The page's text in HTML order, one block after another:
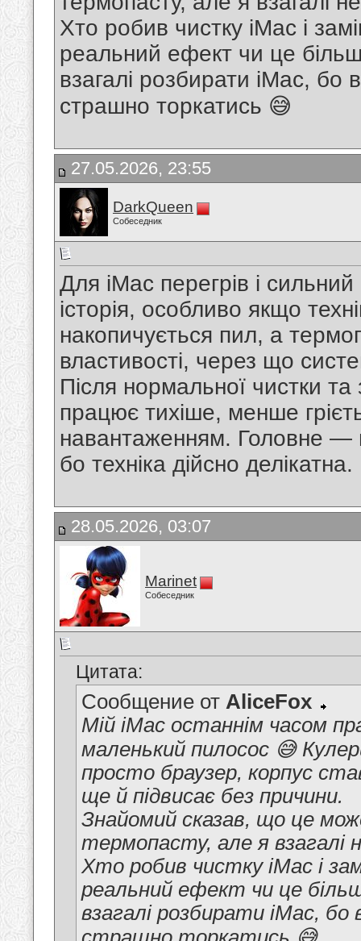
Хто робив чистку iMac і
реальний ефект чи це
взагалі розбирати iMac, бо
страшно торкатись 😅
27.05.2026, 23:55
DarkQueen
Собеседник
Для iMac перегрів і
історія, особливо якщо
накопичується пил, а
властивості, через що
Після нормальної чистки
працює тихіше, менше
навантаженням. Головне —
бо техніка дійсно делікатна.
28.05.2026, 03:07
Marinet
Собеседник
Цитата:
Сообщение от AliceFox
Мій iMac останнім часом
маленький пилосос 😅
просто браузер, корпус
ще й підвисає без причини.
Знайомий сказав, що це
термопасту, але я взагалі
Хто робив чистку iMac і
реальний ефект чи це
взагалі розбирати iMac, бо